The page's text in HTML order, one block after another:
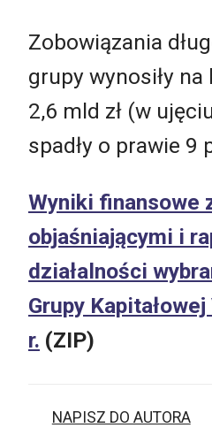
Zobowiązania
grupy wynosiły
2,6 mld zł (w
spadły o prawie 9
Wyniki finansowe
objaśniającymi i
działalności
Grupy
r. (ZIP)
NAPISZ DO AUTORA